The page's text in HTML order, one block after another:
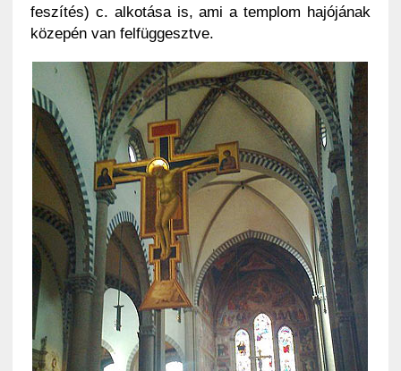
feszítés) c. alkotása is, ami a templom hajójának
közepén van felfüggesztve.